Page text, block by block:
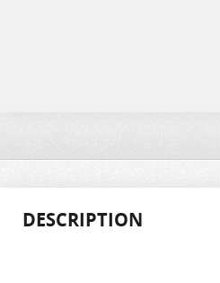
DESCRIPTION